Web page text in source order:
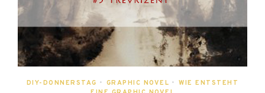
DIY-DONNERSTAG • GRAPHIC NOVEL • WIE ENTSTEHT